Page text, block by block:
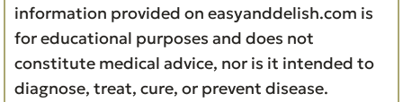
information provided on easyanddelish.com is
for educational purposes and does not
constitute medical advice, nor is it intended to
diagnose, treat, cure, or prevent disease.